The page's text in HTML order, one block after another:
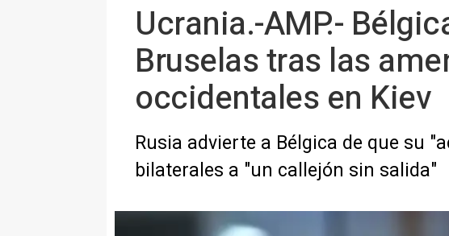
Ucrania.-AMP.-
Bruselas tras las
occidentales en Kiev
Rusia advierte a Bélgica de que su
bilaterales a "un callejón sin salida"